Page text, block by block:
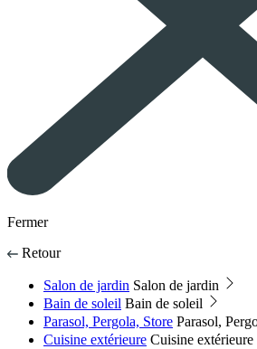
Fermer
Retour
Salon de jardin Salon de jardin
Bain de soleil Bain de soleil
Parasol, Pergola, Store Parasol,
Cuisine extérieure Cuisine extérieure